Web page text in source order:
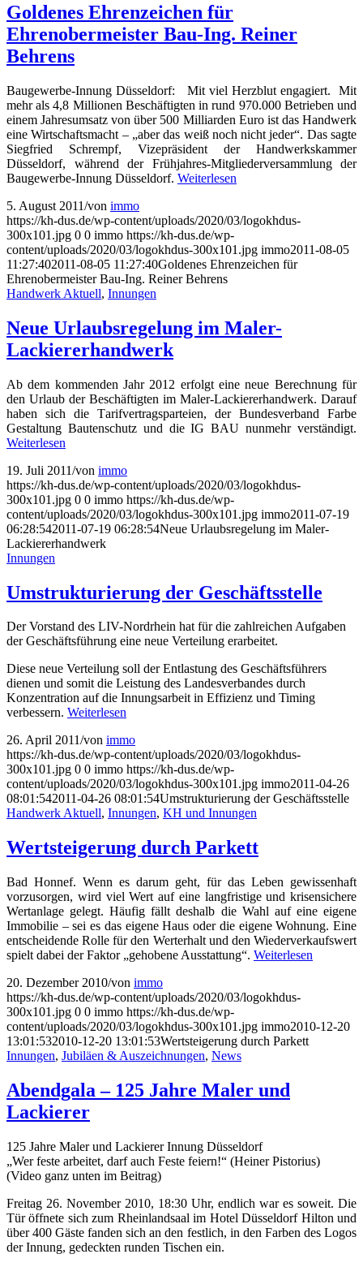
Goldenes Ehrenzeichen für
Ehrenobermeister Bau-Ing. Reiner
Behrens
Baugewerbe-Innung Düsseldorf: Mit viel Herzblut engagiert. Mit
mehr als 4,8 Millionen Beschäftigten in rund 970.000 Betrieben und
einem Jahresumsatz von über 500 Milliarden Euro ist das Handwerk
eine Wirtschaftsmacht – „aber das weiß noch nicht jeder“. Das sagte
Siegfried Schrempf, Vizepräsident der Handwerkskammer
Düsseldorf, während der Frühjahres-Mitgliederversammlung der
Baugewerbe-Innung Düsseldorf. Weiterlesen
5. August 2011/von immo
https://kh-dus.de/wp-content/uploads/2020/03/logokhdus-
300x101.jpg 0 0 immo https://kh-dus.de/wp-
content/uploads/2020/03/logokhdus-300x101.jpg immo2011-08-05
11:27:402011-08-05 11:27:40Goldenes Ehrenzeichen für
Ehrenobermeister Bau-Ing. Reiner Behrens
Handwerk Aktuell, Innungen
Neue Urlaubsregelung im Maler-
Lackiererhandwerk
Ab dem kommenden Jahr 2012 erfolgt eine neue Berechnung für
den Urlaub der Beschäftigten im Maler-Lackiererhandwerk. Darauf
haben sich die Tarifvertragsparteien, der Bundesverband Farbe
Gestaltung Bautenschutz und die IG BAU nunmehr verständigt.
Weiterlesen
19. Juli 2011/von immo
https://kh-dus.de/wp-content/uploads/2020/03/logokhdus-
300x101.jpg 0 0 immo https://kh-dus.de/wp-
content/uploads/2020/03/logokhdus-300x101.jpg immo2011-07-19
06:28:542011-07-19 06:28:54Neue Urlaubsregelung im Maler-
Lackiererhandwerk
Innungen
Umstrukturierung der Geschäftsstelle
Der Vorstand des LIV-Nordrhein hat für die zahlreichen Aufgaben
der Geschäftsführung eine neue Verteilung erarbeitet.
Diese neue Verteilung soll der Entlastung des Geschäftsführers
dienen und somit die Leistung des Landesverbandes durch
Konzentration auf die Innungsarbeit in Effizienz und Timing
verbessern. Weiterlesen
26. April 2011/von immo
https://kh-dus.de/wp-content/uploads/2020/03/logokhdus-
300x101.jpg 0 0 immo https://kh-dus.de/wp-
content/uploads/2020/03/logokhdus-300x101.jpg immo2011-04-26
08:01:542011-04-26 08:01:54Umstrukturierung der Geschäftsstelle
Handwerk Aktuell, Innungen, KH und Innungen
Wertsteigerung durch Parkett
Bad Honnef. Wenn es darum geht, für das Leben gewissenhaft
vorzusorgen, wird viel Wert auf eine langfristige und krisensichere
Wertanlage gelegt. Häufig fällt deshalb die Wahl auf eine eigene
Immobilie – sei es das eigene Haus oder die eigene Wohnung. Eine
entscheidende Rolle für den Werterhalt und den Wiederverkaufswert
spielt dabei der Faktor „gehobene Ausstattung“. Weiterlesen
20. Dezember 2010/von immo
https://kh-dus.de/wp-content/uploads/2020/03/logokhdus-
300x101.jpg 0 0 immo https://kh-dus.de/wp-
content/uploads/2020/03/logokhdus-300x101.jpg immo2010-12-20
13:01:532010-12-20 13:01:53Wertsteigerung durch Parkett
Innungen, Jubiläen & Auszeichnungen, News
Abendgala – 125 Jahre Maler und
Lackierer
125 Jahre Maler und Lackierer Innung Düsseldorf
„Wer feste arbeitet, darf auch Feste feiern!“ (Heiner Pistorius)
(Video ganz unten im Beitrag)
Freitag 26. November 2010, 18:30 Uhr, endlich war es soweit. Die
Tür öffnete sich zum Rheinlandsaal im Hotel Düsseldorf Hilton und
über 400 Gäste fanden sich an den festlich, in den Farben des Logos
der Innung, gedeckten runden Tischen ein.